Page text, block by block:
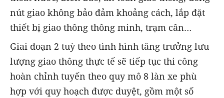
nút giao không bảo đảm khoảng cách, lắp đặt
thiết bị giao thông thông minh, trạm cân…
Giai đoạn 2 tuỳ theo tình hình tăng trưởng lưu
lượng giao thông thực tế sẽ tiếp tục thi công
hoàn chỉnh tuyến theo quy mô 8 làn xe phù
hợp với quy hoạch được duyệt, gồm một số